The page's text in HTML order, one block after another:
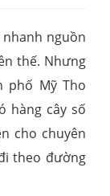
nguồn
thế. Nhưng
phố Mỹ Tho
hàng cây số
cho chuyên
theo đường